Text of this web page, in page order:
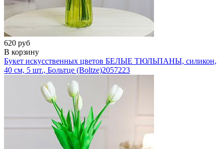
620 руб
В корзину
Букет искусственных цветов БЕЛЫЕ ТЮЛЬПАНЫ, силикон,
40 см, 5 шт., Больтце (Boltze)2057223